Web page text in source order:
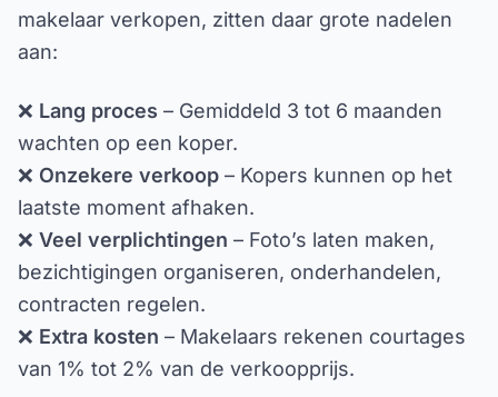
makelaar verkopen, zitten daar grote nadelen
aan:
❌ Lang proces – Gemiddeld 3 tot 6 maanden
wachten op een koper.
❌ Onzekere verkoop – Kopers kunnen op het
laatste moment afhaken.
❌ Veel verplichtingen – Foto’s laten maken,
bezichtigingen organiseren, onderhandelen,
contracten regelen.
❌ Extra kosten – Makelaars rekenen courtages
van 1% tot 2% van de verkoopprijs.